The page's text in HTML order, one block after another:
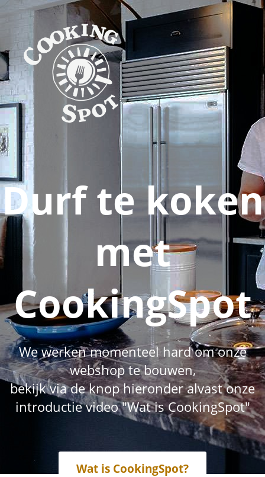
Durf te koken
met
CookingSpot
We werken momenteel hard om onze
webshop te bouwen,
bekijk via de knop hieronder alvast onze
introductie video "Wat is CookingSpot"
Wat is CookingSpot?